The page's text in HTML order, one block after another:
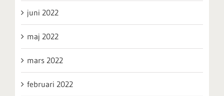
juni 2022
maj 2022
mars 2022
februari 2022